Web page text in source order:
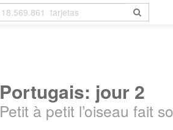
Portugais: jour 2
Petit à petit l’oiseau fait